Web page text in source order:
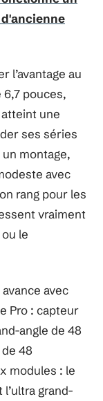
d'ancienne
l’avantage au
6,7 pouces,
atteint une
ses séries
montage,
avec
rang pour les
vraiment
le
avec
Pro : capteur
angle de 48
48
modules : le
grand-